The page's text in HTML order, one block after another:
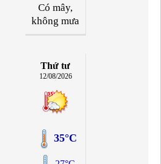
Có mây,
không mưa
Thứ tư
12/08/2026
35°C